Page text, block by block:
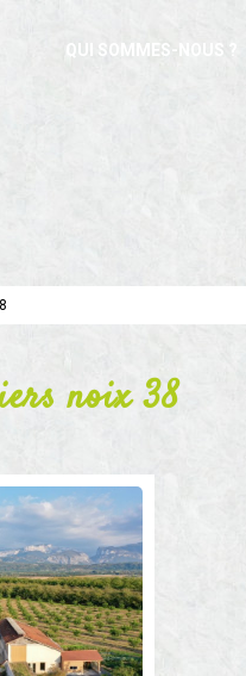
QUI SOMMES-NOUS ?
noix 38